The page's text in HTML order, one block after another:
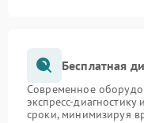
Бесплатная
Современное
экспресс-
сроки, минимизируя